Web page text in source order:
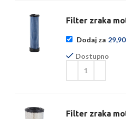
Filter zraka
Filter zraka
Dodaj za 29,90
Dostupno